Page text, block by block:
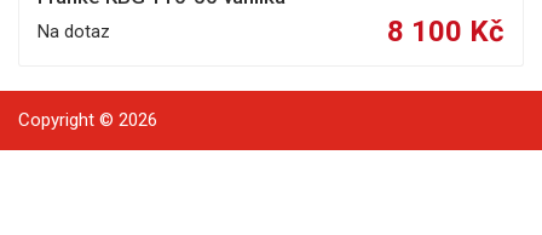
Na dotaz 8 100 Kč
Copyright © 2026